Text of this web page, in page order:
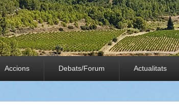
Accions Debats/Forum Actualitats